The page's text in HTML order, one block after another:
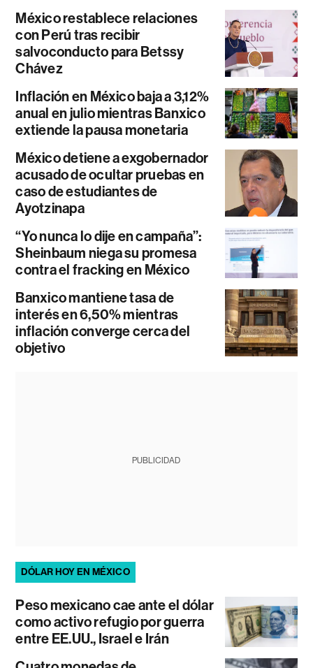
México restablece relaciones
con Perú tras recibir
salvoconducto para Betssy
Chávez
Inflación en México baja a 3,12%
anual en julio mientras Banxico
extiende la pausa monetaria
México detiene a exgobernador
acusado de ocultar pruebas en
caso de estudiantes de
Ayotzinapa
“Yo nunca lo dije en campaña”:
Sheinbaum niega su promesa
contra el fracking en México
Banxico mantiene tasa de
interés en 6,50% mientras
inflación converge cerca del
objetivo
PUBLICIDAD
DÓLAR HOY EN MÉXICO
Peso mexicano cae ante el dólar
como activo refugio por guerra
entre EE.UU., Israel e Irán